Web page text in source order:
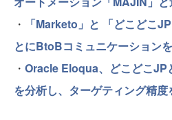
・
「Marketo」と 「どこどこ
とにBtoBコミュニケーション
・ Oracle Eloqua、どこどこJP
を分析し、ターゲティング精度